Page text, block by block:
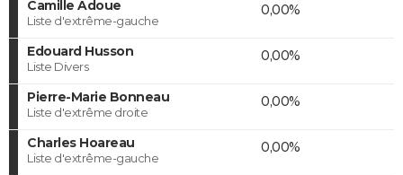
Camille Adoue
Liste d'extrême-gauche
0,00%
Edouard Husson
Liste Divers
0,00%
Pierre-Marie Bonneau
Liste d'extrême droite
0,00%
Charles Hoareau
Liste d'extrême-gauche
0,00%